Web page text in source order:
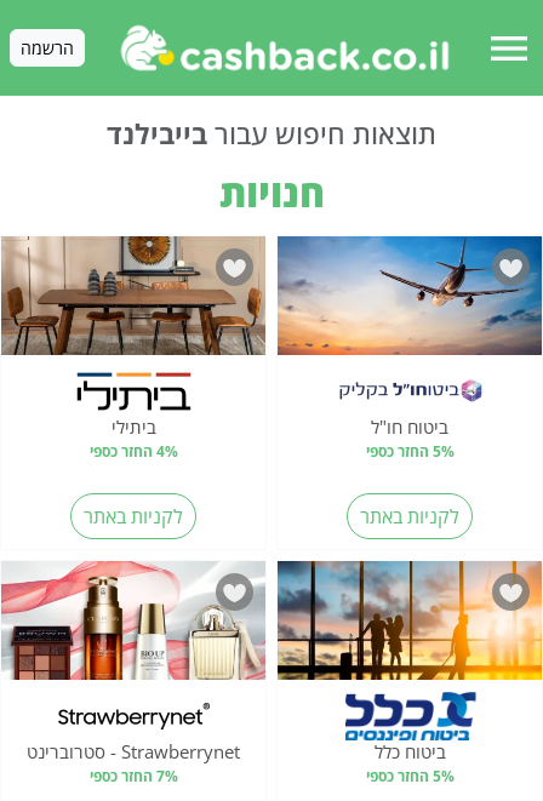
menu הרשמה
תוצאות חיפוש עבורבייבילנד
חנויות
ביטוח חו"ל
5% החזר כספי
לקניות באתר
ביתילי
4% החזר כספי
לקניות באתר
ביטוח כלל
5% החזר כספי
Strawberrynet - סטרוברינט
7% החזר כספי